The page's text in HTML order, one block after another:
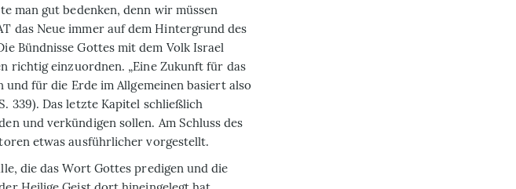
man gut bedenken, denn wir müssen
das Neue immer auf dem Hintergrund des
Bündnisse Gottes mit dem Volk Israel
richtig einzuordnen. „Eine Zukunft für das
und für die Erde im Allgemeinen basiert also
339). Das letzte Kapitel schließlich
und verkündigen sollen. Am Schluss des
etwas ausführlicher vorgestellt.
die das Wort Gottes predigen und die